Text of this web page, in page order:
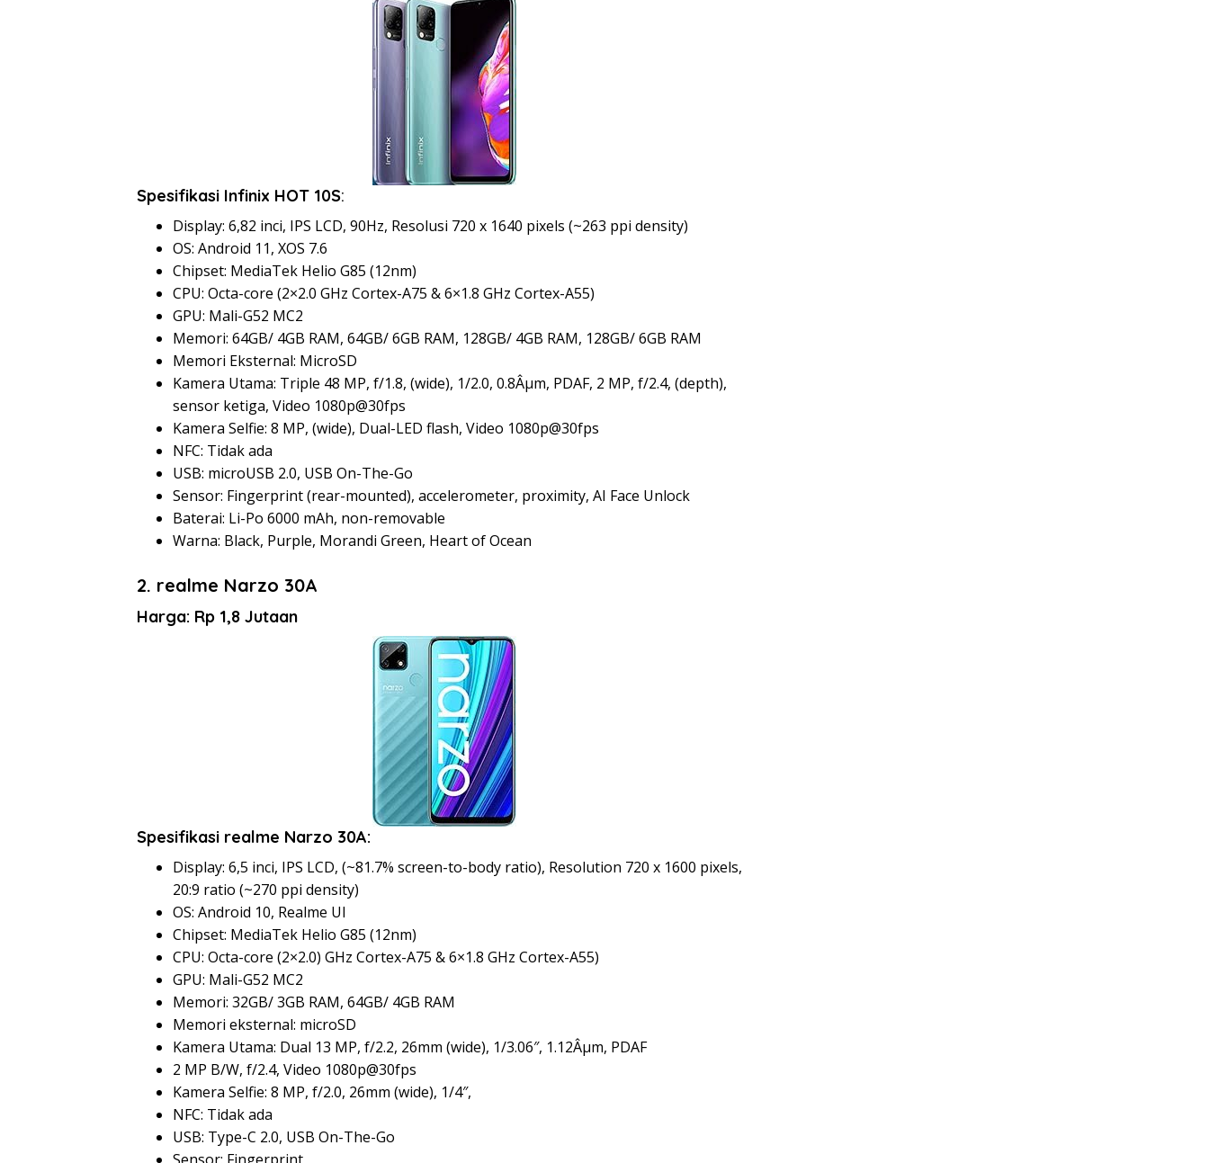
Spesifikasi Infinix HOT 10S:
Display: 6,82 inci, IPS LCD, 90Hz, Resolusi 720 x 1640 pixels (~263 ppi density)
OS: Android 11, XOS 7.6
Chipset: MediaTek Helio G85 (12nm)
CPU: Octa-core (2×2.0 GHz Cortex-A75 & 6×1.8 GHz Cortex-A55)
GPU: Mali-G52 MC2
Memori: 64GB/ 4GB RAM, 64GB/ 6GB RAM, 128GB/ 4GB RAM, 128GB/ 6GB RAM
Memori Eksternal: MicroSD
Kamera Utama: Triple 48 MP, f/1.8, (wide), 1/2.0, 0.8Âµm, PDAF, 2 MP, f/2.4, (depth),
sensor ketiga, Video 1080p@30fps
Kamera Selfie: 8 MP, (wide), Dual-LED flash, Video 1080p@30fps
NFC: Tidak ada
USB: microUSB 2.0, USB On-The-Go
Sensor: Fingerprint (rear-mounted), accelerometer, proximity, AI Face Unlock
Baterai: Li-Po 6000 mAh, non-removable
Warna: Black, Purple, Morandi Green, Heart of Ocean
2. realme Narzo 30A
Harga: Rp 1,8 Jutaan
Spesifikasi realme Narzo 30A:
Display: 6,5 inci, IPS LCD, (~81.7% screen-to-body ratio), Resolution 720 x 1600 pixels,
20:9 ratio (~270 ppi density)
OS: Android 10, Realme UI
Chipset: MediaTek Helio G85 (12nm)
CPU: Octa-core (2×2.0) GHz Cortex-A75 & 6×1.8 GHz Cortex-A55)
GPU: Mali-G52 MC2
Memori: 32GB/ 3GB RAM, 64GB/ 4GB RAM
Memori eksternal: microSD
Kamera Utama: Dual 13 MP, f/2.2, 26mm (wide), 1/3.06″, 1.12Âµm, PDAF
2 MP B/W, f/2.4, Video 1080p@30fps
Kamera Selfie: 8 MP, f/2.0, 26mm (wide), 1/4″,
NFC: Tidak ada
USB: Type-C 2.0, USB On-The-Go